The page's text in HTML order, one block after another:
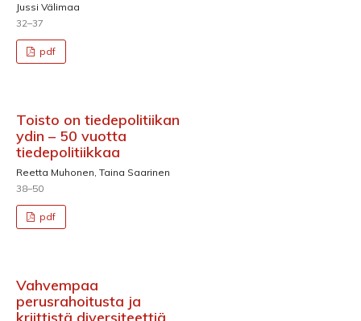
Jussi Välimaa
32–37
pdf
Toisto on tiedepolitiikan
ydin – 50 vuotta
tiedepolitiikkaa
Reetta Muhonen, Taina Saarinen
38–50
pdf
Vahvempaa
perusrahoitusta ja